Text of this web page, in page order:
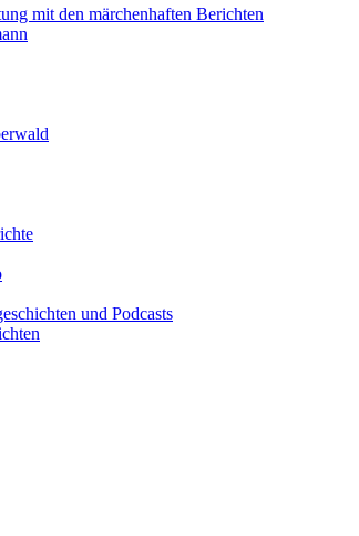
mit den märchenhaften Berichten
und Podcasts